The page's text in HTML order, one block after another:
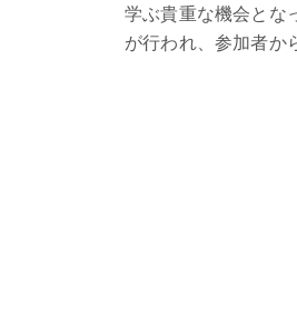
学ぶ貴重な機会とな
が行われ、参加者か